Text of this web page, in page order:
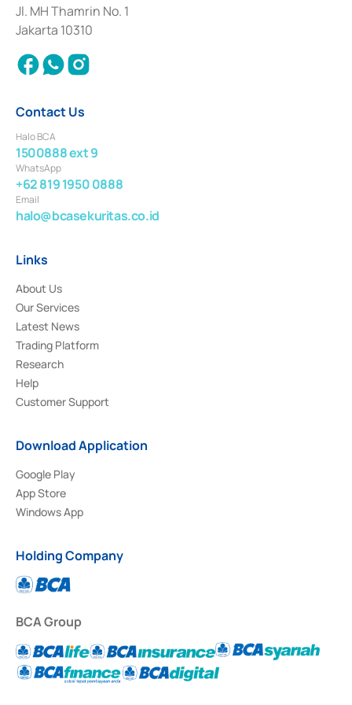
Institution for the Issuance, Transaction, and Administration and
Settlement of Commercial Paper Transactions whose license was issued in
2018.
Jl. MH Thamrin No. 1
Jakarta 10310
Contact Us
Halo BCA
1500888 ext 9
WhatsApp
+62 819 1950 0888
Email
halo@bcasekuritas.co.id
Links
About Us
Our Services
Latest News
Trading Platform
Research
Help
Customer Support
Download Application
Google Play
App Store
Windows App
Holding Company
BCA Group